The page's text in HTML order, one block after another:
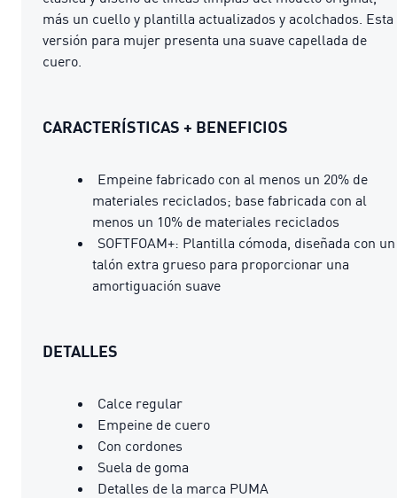
más un cuello y plantilla actualizados y acolchados. Esta
versión para mujer presenta una suave capellada de
cuero.
CARACTERÍSTICAS + BENEFICIOS
Empeine fabricado con al menos un 20% de
materiales reciclados; base fabricada con al
menos un 10% de materiales reciclados
SOFTFOAM+: Plantilla cómoda, diseñada con un
talón extra grueso para proporcionar una
amortiguación suave
DETALLES
Calce regular
Empeine de cuero
Con cordones
Suela de goma
Detalles de la marca PUMA